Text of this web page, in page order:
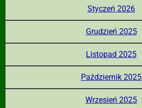
Styczeń 2026
Grudzień 2025
Listopad 2025
Październik 2025
Wrzesień 2025